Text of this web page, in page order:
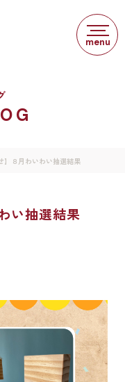
】８月わいわい抽選結果
い抽選結果